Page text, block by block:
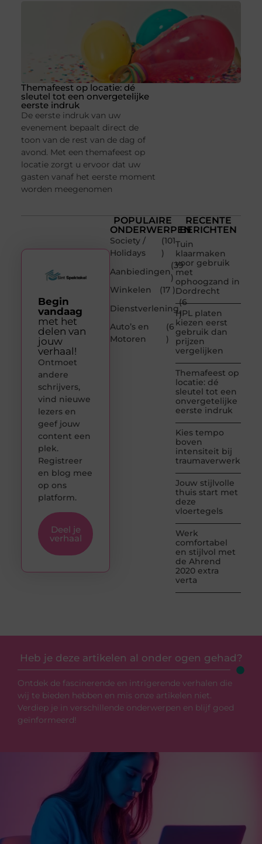
Themafeest op locatie: dé
sleutel tot een onvergetelijke
eerste indruk
De eerste indruk van uw
evenement bepaalt direct de
toon van de rest van de dag of
avond. Met een themafeest op
locatie zorgt u ervoor dat uw
gasten vanaf het eerste moment
worden meegenomen
POPULAIRE
ONDERWERPEN
Society /
Holidays
(101
)
Aanbiedingen
(39
)
Winkelen
(17 )
Dienstverlening
(6
)
Auto’s en
Motoren
(6
)
RECENTE
BERICHTEN
Tuin
klaarmaken
voor gebruik
met
ophoogzand in
Dordrecht
HPL platen
kiezen eerst
gebruik dan
prijzen
vergelijken
Themafeest op
locatie: dé
sleutel tot een
onvergetelijke
eerste indruk
Kies tempo
boven
intensiteit bij
traumaverwerking
Jouw stijlvolle
thuis start met
deze
vloertegels
Werk
comfortabel
en stijlvol met
de Ahrend
2020 extra
verta
Begin
vandaag
met het
delen van
jouw
verhaal!
Ontmoet
andere
schrijvers,
vind nieuwe
lezers en
geef jouw
content een
plek.
Registreer
en blog mee
op ons
platform.
Deel je
verhaal
Heb je deze artikelen al onder ogen gehad?
Ontdek de fascinerende en intrigerende verhalen die
wij te bieden hebben en mis onze artikelen niet.
Verdiep je in verschillende onderwerpen en blijf goed
geïnformeerd!